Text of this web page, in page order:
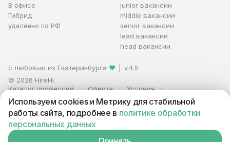
В офисе
Гибрид
удалённо по РФ
junior вакансии
middle вакансии
senior вакансии
lead вакансии
head вакансии
с любовью из Екатеринбурга ❤
v.4.5
© 2026 HireHi
Каталог профессий
Оферта
Условия
Персональные данные
Реклама
ИП Захаров Антон Алексеевич · ИНН 663005711880 · ОГРНИП
321665800059102
Используем cookies и Метрику для стабильной
работы сайта, подробнее в политике обработки
персональных данных